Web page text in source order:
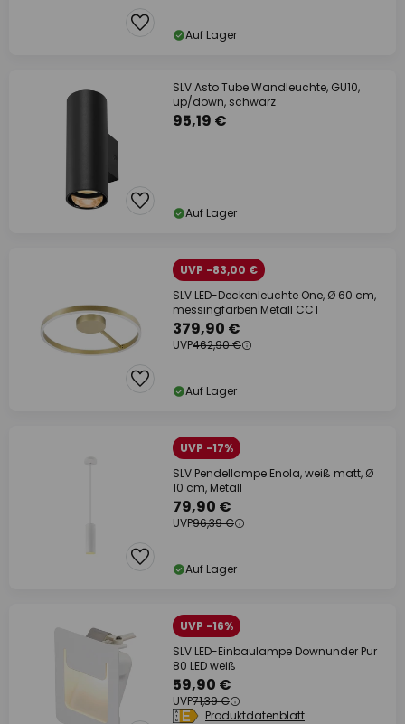
Auf Lager
SLV Asto Tube Wandleuchte, GU10,
up/down, schwarz
95,19 €
Auf Lager
UVP -83,00 €
SLV LED-Deckenleuchte One, Ø 60 cm,
messingfarben Metall CCT
379,90 €
UVP462,90 €
Auf Lager
UVP -17%
SLV Pendellampe Enola, weiß matt, Ø
10 cm, Metall
79,90 €
UVP96,39 €
Auf Lager
UVP -16%
SLV LED-Einbaulampe Downunder Pur
80 LED weiß
59,90 €
UVP71,39 €
Produktdatenblatt